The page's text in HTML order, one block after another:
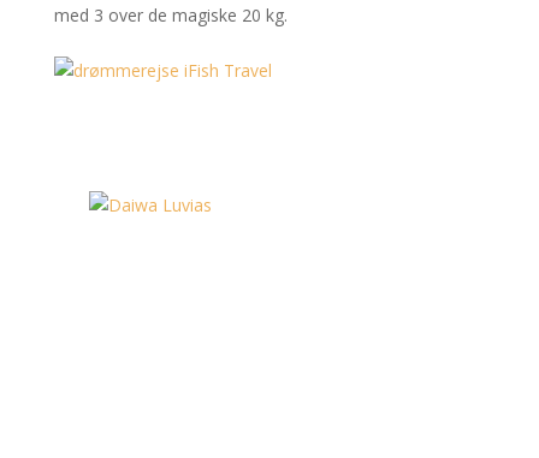
med 3 over de magiske 20 kg.